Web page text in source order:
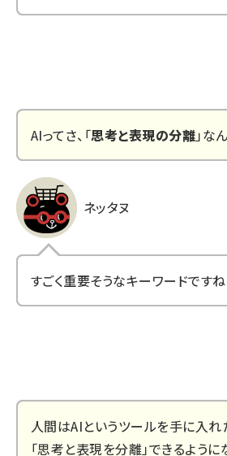
AIってさ、「思考と表現の分離」な
ネッタヌ
すごく重要そうなキーワードですね
人間はAIというツールを手に入れ
「思考と表現を分離」できるように